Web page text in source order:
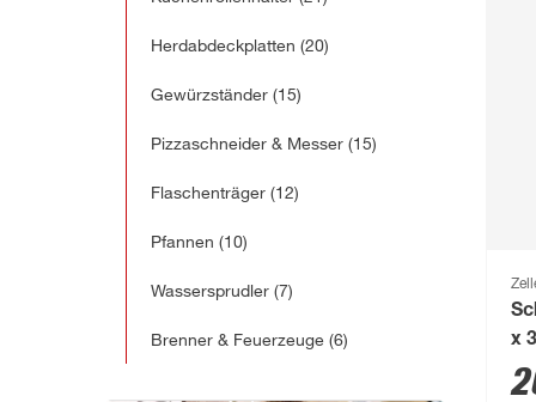
Herdabdeckplatten (20)
Gewürzständer (15)
Pizzaschneider & Messer (15)
Flaschenträger (12)
Pfannen (10)
Wassersprudler (7)
Brenner & Feuerzeuge (6)
x